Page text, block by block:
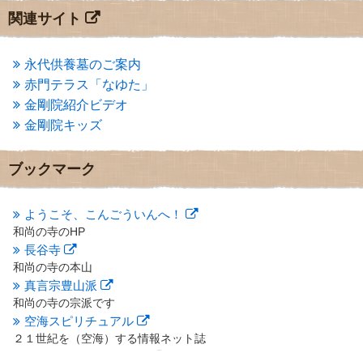
2013年7月
(7)
2013年6月 (6)
2013年5月(13)
2013年4月(1)
2013年3月
(4)
2013年2月(6)
2013年1月(6)
2012年12月(7)
2012年10月(5)
2012年9月
(8)
2012年7月
(10)
2012年6月(14)
2012年5月
2012年4月(16)
2012年3月 (17)
2012年2月(20)
2012年1月(25)
2011年12月(22)
2011年11月(28)
関連サイト
永代供養墓のご案内
赤門テラス「なゆた」
金剛院紹介ビデオ
金剛院キッズ
ブックマーク
ようこそ、こんごういんへ！
和尚の寺のHP
長谷寺
和尚の寺の本山
真言宗豊山派
和尚の寺の宗派です
空海スピリチュアル
２１世紀を（空海）する情報ネット誌